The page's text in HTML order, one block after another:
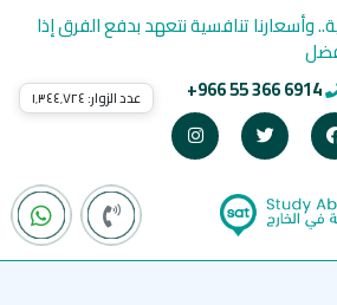
+966 55 366 6914
وأسعارنا تنافسية نتعهد بدفع الفرق إذا
عدد الزوار: ١٬٣٤٤٬٧٢٤